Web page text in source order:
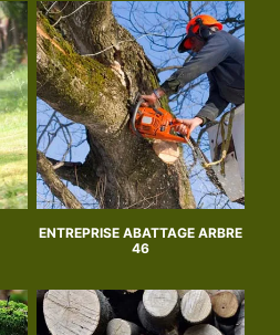
ENTREPRISE ABATTAGE ARBRE
46